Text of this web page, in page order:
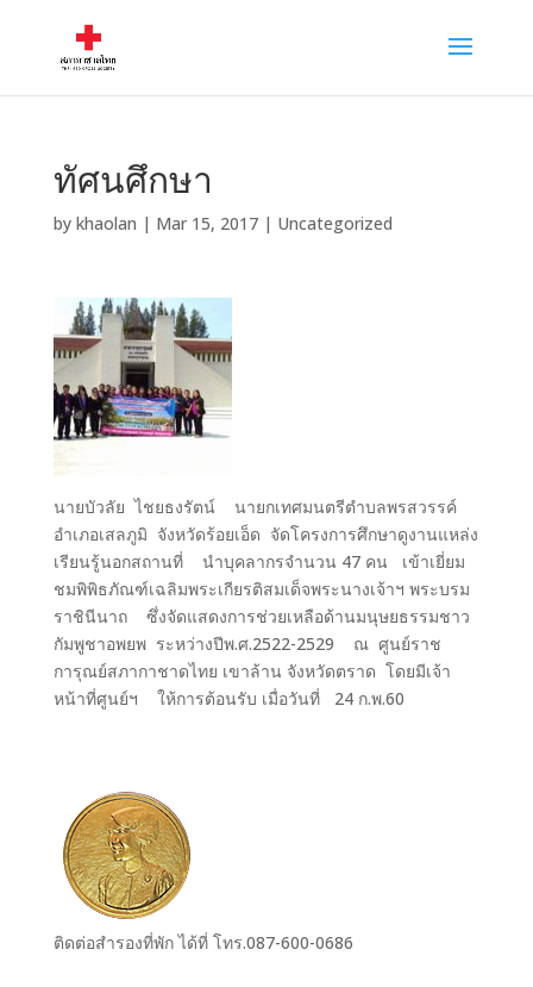
ทัศนศึกษา
by khaolan | Mar 15, 2017| Uncategorized
นายบัวลัย ไชยธงรัตน์ นายกเทศมนตรีตำบลพรสวรรค์
อำเภอเสลภูมิ จังหวัดร้อยเอ็ด จัดโครงการศึกษาดูงานแหล่ง
เรียนรู้นอกสถานที่ นำบุคลากรจำนวน 47 คน เข้าเยี่ยม
ชมพิพิธภัณฑ์เฉลิมพระเกียรติสมเด็จพระนางเจ้าฯ พระบรม
ราชินีนาถ ซึ่งจัดแสดงการช่วยเหลือด้านมนุษยธรรมชาว
กัมพูชาอพยพ ระหว่างปีพ.ศ.2522-2529 ณ ศูนย์ราช
การุณย์สภากาชาดไทย เขาล้าน จังหวัดตราด โดยมีเจ้า
หน้าที่ศูนย์ฯ ให้การต้อนรับ เมื่อวันที่ 24 ก.พ.60
ติดต่อสำรองที่พัก ได้ที่ โทร.087-600-0686